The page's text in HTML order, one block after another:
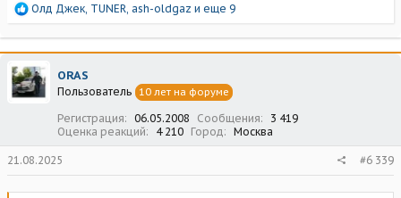
Р
а
к
ц
и
и
Олд Джек, TUNER, ash-oldgaz и еще 9
ORAS
Пользователь 10 лет на форуме
Регистрация 06.05.2008 Сообщения
3 419
Оценка реакций
4 210 Город Москва
21.08.2025 #6 339